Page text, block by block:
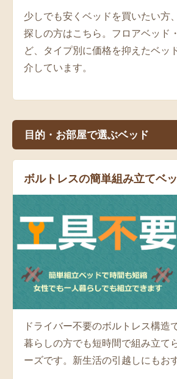
少しでも安くベッドを買いたい方
探しの方はこちら。フロアベッド
ど、タイプ別に価格を抑えたベッ
介しています。
目的・お部屋で選ぶベッド
ボルトレスの簡単組み立てベ
ドライバー不要のボルトレス構造
暮らしの方でも短時間で組み立て
ーズです。新生活の引越しにもお